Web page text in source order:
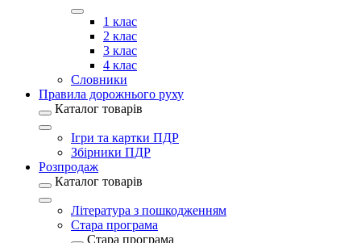
1 клас
2 клас
3 клас
4 клас
Словники
Правила дорожнього руху
Каталог товарів
Ігри та картки ПДР
Збірники ПДР
Розпродаж
Каталог товарів
Література з пошкодженням
Стара програма
Стара програма